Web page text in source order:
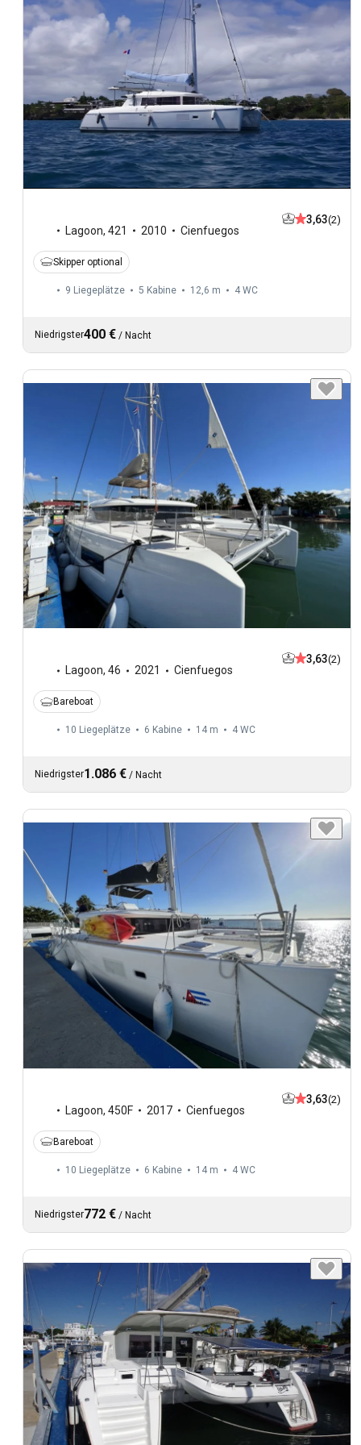
Lagoon, 421 2010 Cienfuegos
3,63(2)
Skipper optional
9 Liegeplätze 5 Kabine 12,6 m 4 WC
Niedrigster400 € / Nacht
Lagoon, 46 2021 Cienfuegos
3,63(2)
Bareboat
10 Liegeplätze 6 Kabine 14 m 4 WC
Niedrigster1.086 € / Nacht
Lagoon, 450F 2017 Cienfuegos
3,63(2)
Bareboat
10 Liegeplätze 6 Kabine 14 m 4 WC
Niedrigster772 € / Nacht